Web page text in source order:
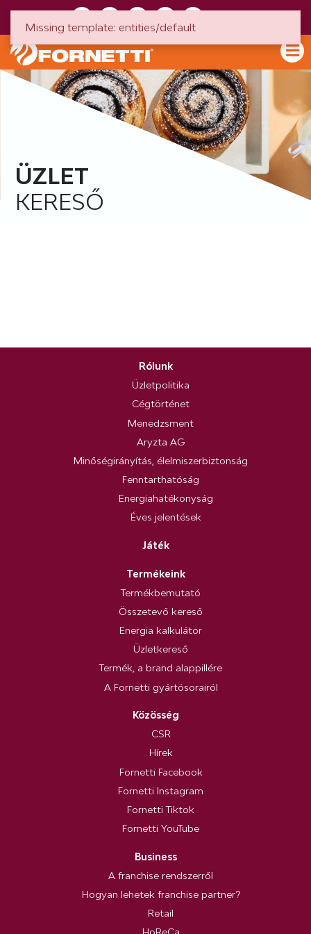
ÜZLET
KERESŐ
Rólunk
Üzletpolitika
Cégtörténet
Menedzsment
Aryzta AG
Minőségirányítás, élelmiszerbiztonság
Fenntarthatóság
Energiahatékonyság
Éves jelentések
Játék
Termékeink
Termékbemutató
Összetevő kereső
Energia kalkulátor
Üzletkereső
Termék, a brand alappillére
A Fornetti gyártósorairól
Közösség
CSR
Hírek
Fornetti Facebook
Fornetti Instagram
Fornetti Tiktok
Fornetti YouTube
Business
A franchise rendszerről
Hogyan lehetek franchise partner?
Retail
Missing template: entities/default